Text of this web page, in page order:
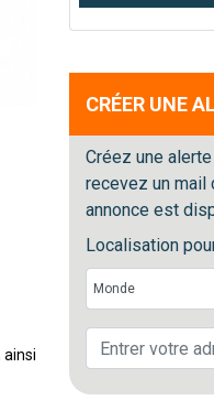
CRÉER UNE
Créez une
recevez un mail
annonce est
Localisation